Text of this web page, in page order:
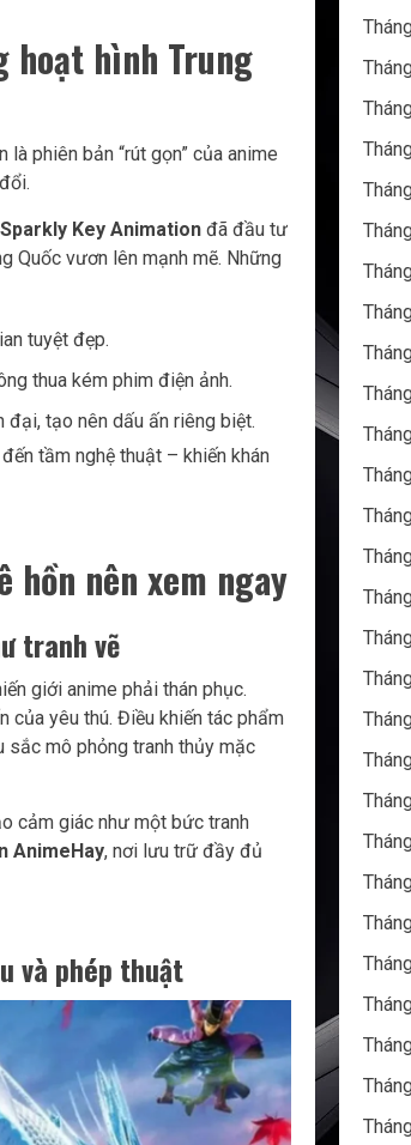
hoạt hình Trung
phiên bản “rút gọn” của anime
Sparkly Key Animation đã đầu tư
Quốc vươn lên mạnh mẽ. Những
tuyệt đẹp.
thua kém phim điện ảnh.
đại, tạo nên dấu ấn riêng biệt.
tầm nghệ thuật – khiến khán
hồn nên xem ngay
tranh vẽ
giới anime phải thán phục.
của yêu thú. Điều khiến tác phẩm
sắc mô phỏng tranh thủy mặc
cảm giác như một bức tranh
AnimeHay, nơi lưu trữ đầy đủ
và phép thuật